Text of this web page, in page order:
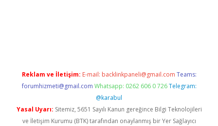
Reklam ve İletişim: E-mail: backlinkpaneli@gmail.com Teams:
forumhizmeti@gmail.com Whatsapp: 0262 606 0 726 Telegram:
@karabul
Yasal Uyarı: Sitemiz, 5651 Sayılı Kanun gereğince Bilgi Teknolojileri
ve İletişim Kurumu (BTK) tarafından onaylanmış bir Yer Sağlayıcı